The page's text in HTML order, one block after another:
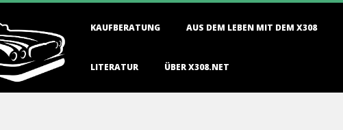
KAUFBERATUNG AUS DEM LEBEN MIT DEM X308
LITERATUR ÜBER X308.NET